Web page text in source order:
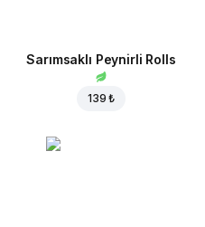
Sarımsaklı Peynirli Rolls
139 ₺